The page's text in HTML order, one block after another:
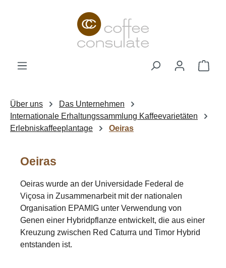
Zum Hauptinhalt springen
Über uns
Das Unternehmen
Internationale Erhaltungssammlung Kaffeevarietäten
Erlebniskaffeeplantage
Oeiras
Oeiras
Oeiras wurde an der Universidade Federal de
Viçosa in Zusammenarbeit mit der nationalen
Organisation EPAMIG unter Verwendung von
Genen einer Hybridpflanze entwickelt, die aus einer
Kreuzung zwischen Red Caturra und Timor Hybrid
entstanden ist.